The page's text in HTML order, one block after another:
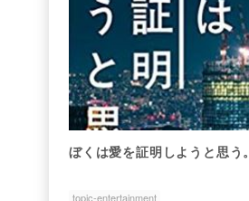
ぼくは愛を証明しようと思う。
topic-entertainment